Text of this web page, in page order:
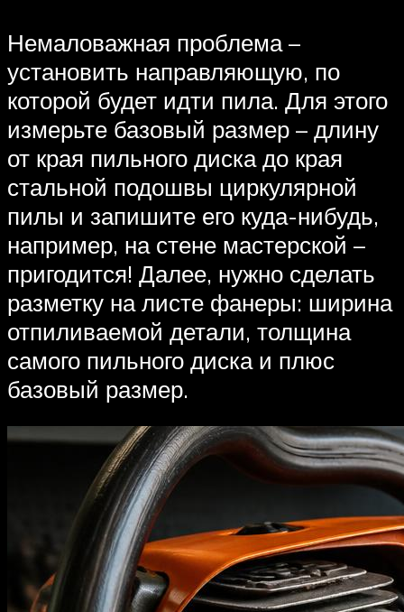
Немаловажная проблема –
установить направляющую, по
которой будет идти пила. Для этого
измерьте базовый размер – длину
от края пильного диска до края
стальной подошвы циркулярной
пилы и запишите его куда-нибудь,
например, на стене мастерской –
пригодится! Далее, нужно сделать
разметку на листе фанеры: ширина
отпиливаемой детали, толщина
самого пильного диска и плюс
базовый размер.